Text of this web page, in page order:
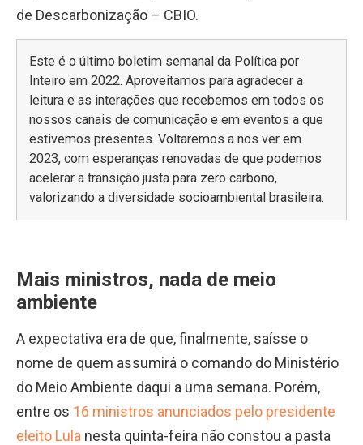
de Descarbonização – CBIO.
Este é o último boletim semanal da Política por
Inteiro em 2022. Aproveitamos para agradecer a
leitura e as interações que recebemos em todos os
nossos canais de comunicação e em eventos a que
estivemos presentes. Voltaremos a nos ver em
2023, com esperanças renovadas de que podemos
acelerar a transição justa para zero carbono,
valorizando a diversidade socioambiental brasileira.
Mais ministros, nada de meio
ambiente
A expectativa era de que, finalmente, saísse o
nome de quem assumirá o comando do Ministério
do Meio Ambiente daqui a uma semana. Porém,
entre os 16 ministros anunciados pelo presidente
eleito Lula nesta quinta-feira não constou a pasta